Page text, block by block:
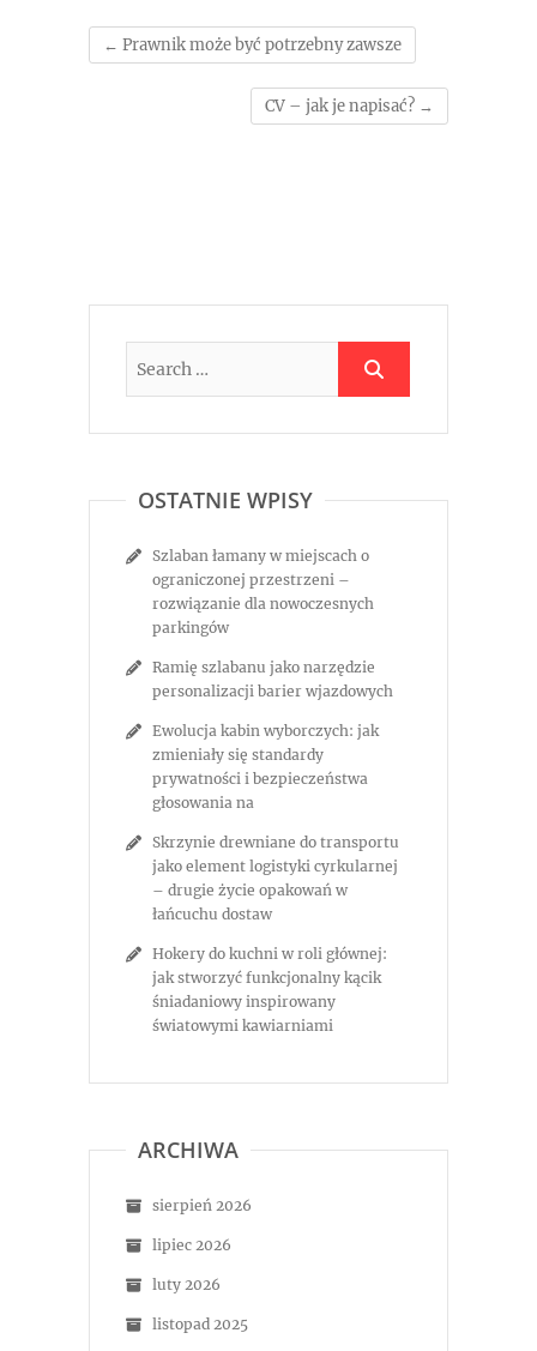
← Prawnik może być potrzebny zawsze
CV – jak je napisać? →
OSTATNIE WPISY
Szlaban łamany w miejscach o
ograniczonej przestrzeni –
rozwiązanie dla nowoczesnych
parkingów
Ramię szlabanu jako narzędzie
personalizacji barier wjazdowych
Ewolucja kabin wyborczych: jak
zmieniały się standardy
prywatności i bezpieczeństwa
głosowania na
Skrzynie drewniane do transportu
jako element logistyki cyrkularnej
– drugie życie opakowań w
łańcuchu dostaw
Hokery do kuchni w roli głównej:
jak stworzyć funkcjonalny kącik
śniadaniowy inspirowany
światowymi kawiarniami
ARCHIWA
sierpień 2026
lipiec 2026
luty 2026
listopad 2025